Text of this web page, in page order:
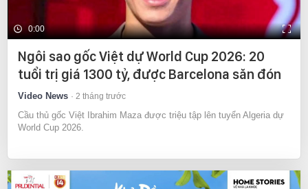
0:00
Ngôi sao gốc Việt dự World Cup 2026: 20
tuổi trị giá 1300 tỷ, được Barcelona săn đón
Video News 2 tháng trước
Cầu thủ gốc Việt Ibrahim Maza được triệu tập lên tuyển Algeria dự
World Cup 2026.